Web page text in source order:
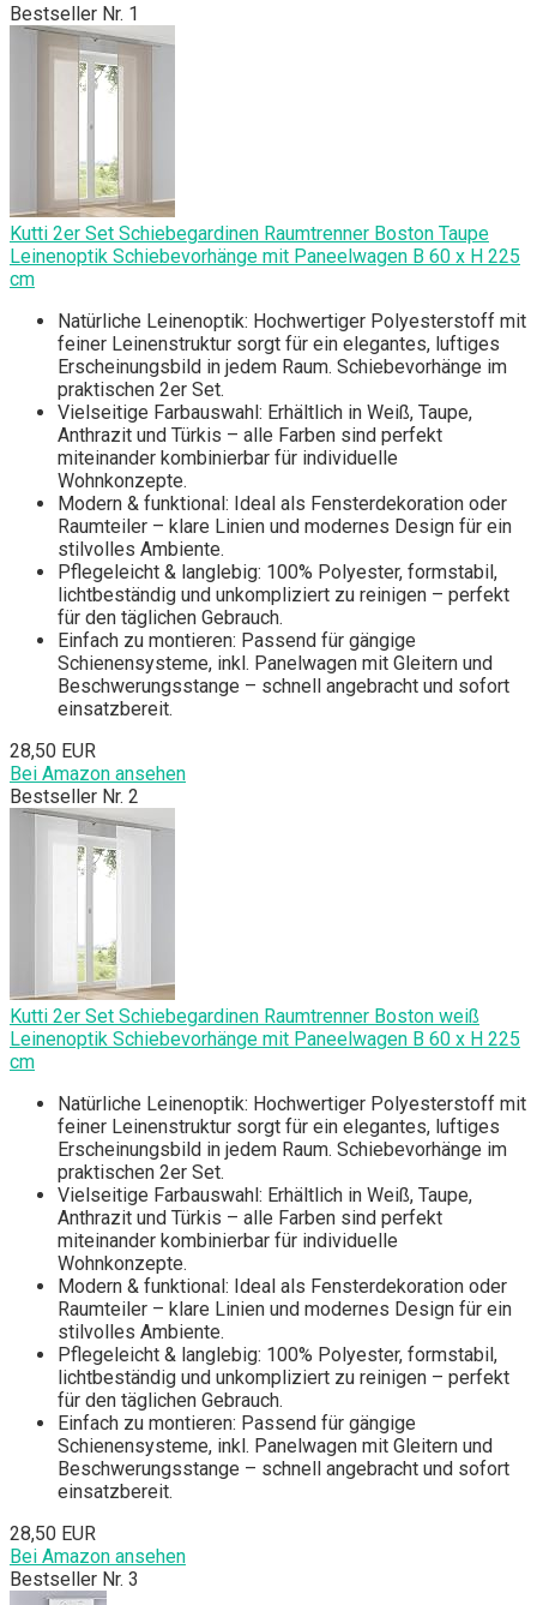
Bestseller Nr. 1
Kutti 2er Set Schiebegardinen Raumtrenner Boston Taupe
Leinenoptik Schiebevorhänge mit Paneelwagen B 60 x H 225
cm
Natürliche Leinenoptik: Hochwertiger Polyesterstoff mit
feiner Leinenstruktur sorgt für ein elegantes, luftiges
Erscheinungsbild in jedem Raum. Schiebevorhänge im
praktischen 2er Set.
Vielseitige Farbauswahl: Erhältlich in Weiß, Taupe,
Anthrazit und Türkis – alle Farben sind perfekt
miteinander kombinierbar für individuelle
Wohnkonzepte.
Modern & funktional: Ideal als Fensterdekoration oder
Raumteiler – klare Linien und modernes Design für ein
stilvolles Ambiente.
Pflegeleicht & langlebig: 100% Polyester, formstabil,
lichtbeständig und unkompliziert zu reinigen – perfekt
für den täglichen Gebrauch.
Einfach zu montieren: Passend für gängige
Schienensysteme, inkl. Panelwagen mit Gleitern und
Beschwerungsstange – schnell angebracht und sofort
einsatzbereit.
28,50 EUR
Bei Amazon ansehen
Bestseller Nr. 2
Kutti 2er Set Schiebegardinen Raumtrenner Boston weiß
Leinenoptik Schiebevorhänge mit Paneelwagen B 60 x H 225
cm
Natürliche Leinenoptik: Hochwertiger Polyesterstoff mit
feiner Leinenstruktur sorgt für ein elegantes, luftiges
Erscheinungsbild in jedem Raum. Schiebevorhänge im
praktischen 2er Set.
Vielseitige Farbauswahl: Erhältlich in Weiß, Taupe,
Anthrazit und Türkis – alle Farben sind perfekt
miteinander kombinierbar für individuelle
Wohnkonzepte.
Modern & funktional: Ideal als Fensterdekoration oder
Raumteiler – klare Linien und modernes Design für ein
stilvolles Ambiente.
Pflegeleicht & langlebig: 100% Polyester, formstabil,
lichtbeständig und unkompliziert zu reinigen – perfekt
für den täglichen Gebrauch.
Einfach zu montieren: Passend für gängige
Schienensysteme, inkl. Panelwagen mit Gleitern und
Beschwerungsstange – schnell angebracht und sofort
einsatzbereit.
28,50 EUR
Bei Amazon ansehen
Bestseller Nr. 3